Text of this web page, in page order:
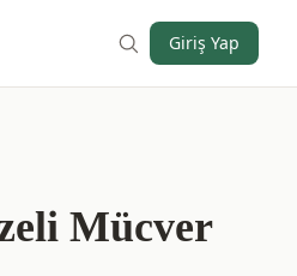
Giriş Yap
Mücver